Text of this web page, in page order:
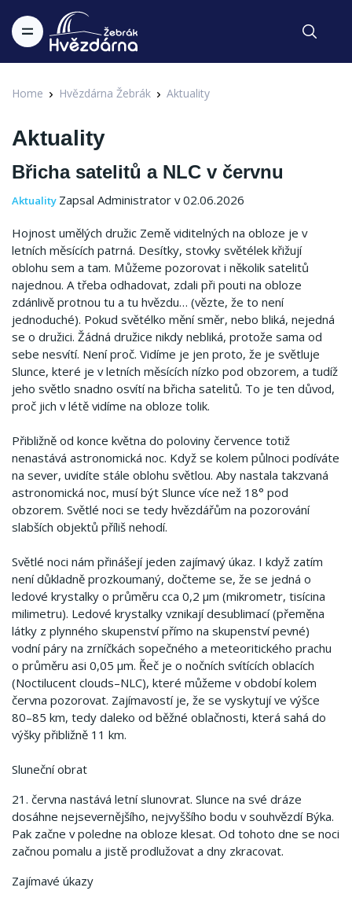
Home Hvězdárna Žebrák Aktuality
Aktuality
Břicha satelitů a NLC v červnu
Aktuality Zapsal Administrator v 02.06.2026
Hojnost umělých družic Země viditelných na obloze je v
letních měsících patrná. Desítky, stovky světélek křižují
oblohu sem a tam. Můžeme pozorovat i několik satelitů
najednou. A třeba odhadovat, zdali při pouti na obloze
zdánlivě protnou tu a tu hvězdu… (vězte, že to není
jednoduché). Pokud světélko mění směr, nebo bliká, nejedná
se o družici. Žádná družice nikdy nebliká, protože sama od
sebe nesvítí. Není proč. Vidíme je jen proto, že je světluje
Slunce, které je v letních měsících nízko pod obzorem, a tudíž
jeho světlo snadno osvítí na břicha satelitů. To je ten důvod,
proč jich v létě vidíme na obloze tolik.
Přibližně od konce května do poloviny července totiž
nenastává astronomická noc. Když se kolem půlnoci podíváte
na sever, uvidíte stále oblohu světlou. Aby nastala takzvaná
astronomická noc, musí být Slunce více než 18° pod
obzorem. Světlé noci se tedy hvězdářům na pozorování
slabších objektů příliš nehodí.
Světlé noci nám přinášejí jeden zajímavý úkaz. I když zatím
není důkladně prozkoumaný, dočteme se, že se jedná o
ledové krystalky o průměru cca 0,2 μm (mikrometr, tisícina
milimetru). Ledové krystalky vznikají desublimací (přeměna
látky z plynného skupenství přímo na skupenství pevné)
vodní páry na zrníčkách sopečného a meteoritického prachu
o průměru asi 0,05 μm. Řeč je o nočních svítících oblacích
(Noctilucent clouds–NLC), které můžeme v období kolem
června pozorovat. Zajímavostí je, že se vyskytují ve výšce
80–85 km, tedy daleko od běžné oblačnosti, která sahá do
výšky přibližně 11 km.
Sluneční obrat
21. června nastává letní slunovrat. Slunce na své dráze
dosáhne nejsevernějšího, nejvyššího bodu v souhvězdí Býka.
Pak začne v poledne na obloze klesat. Od tohoto dne se noci
začnou pomalu a jistě prodlužovat a dny zkracovat.
Zajímavé úkazy